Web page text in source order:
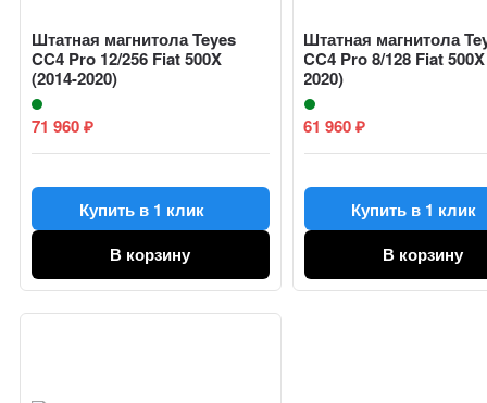
Штатная магнитола Teyes
CC4 Pro 12/256 Fiat 500X
(2014-2020)
71 960₽
Купить в 1 клик
В корзину
Штатная магнитола
CC4 Pro 8/128 Fiat
2020)
61 960₽
Купить в 1 клик
В корзину